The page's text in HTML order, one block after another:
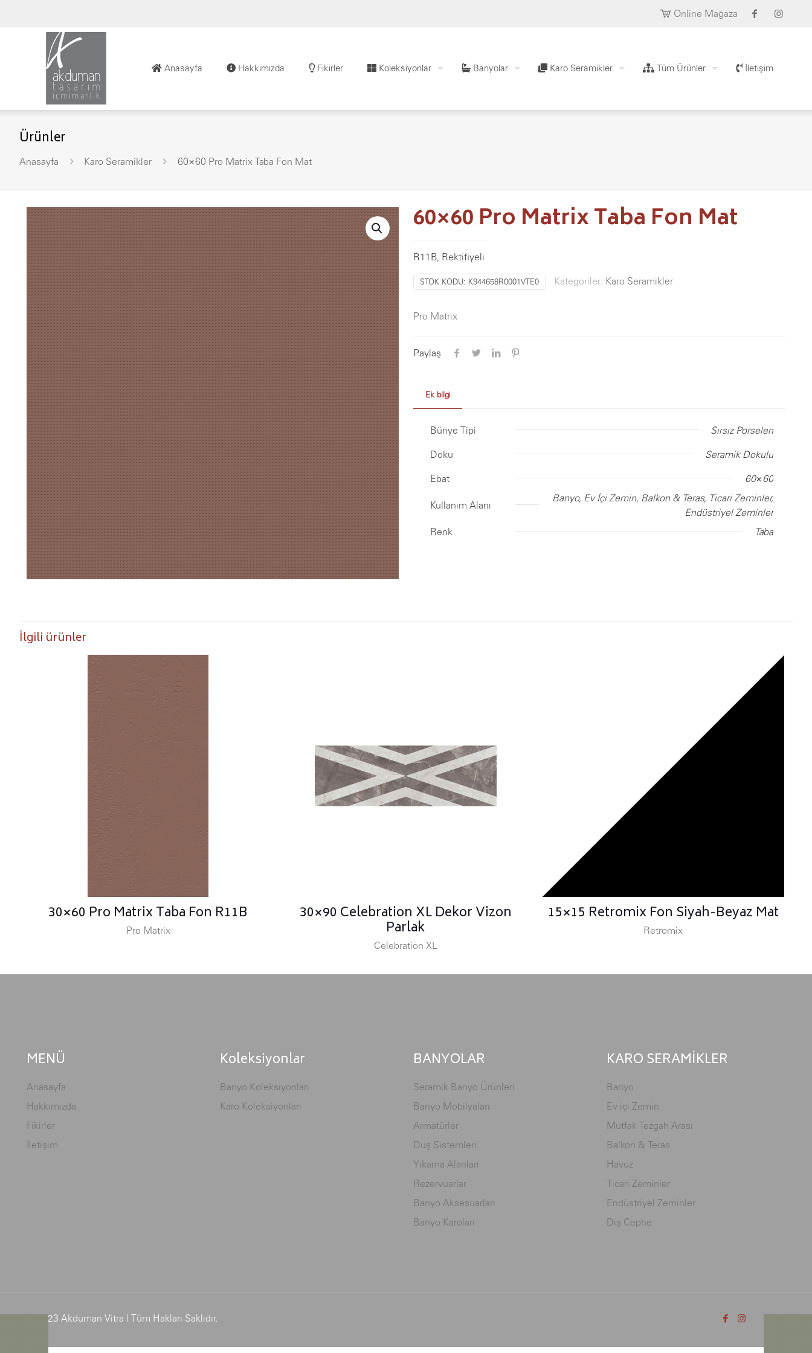
Online Mağaza
Anasayfa Hakkımızda Fikirler Koleksiyonlar Banyolar Karo Seramikler Tüm Ürünler İletişim
Ürünler
Anasayfa Karo Seramikler 60×60 Pro Matrix Taba Fon Mat
60×60 Pro Matrix Taba Fon Mat
R11B, Rektifiyeli
STOK KODU: K944658R0001VTE0 Kategoriler: Karo Seramikler
Pro Matrix
Paylaş
Ek bilgi
Bünye Tipi Sırsız Porselen
Doku Seramik Dokulu
Ebat 60×60
Kullanım Alanı
Banyo, Ev İçi Zemin, Balkon & Teras, Ticari Zeminler,
Endüstriyel Zeminler
Renk
Taba
İlgili ürünler
30×60 Pro Matrix Taba Fon R11B
Pro Matrix
30×90 Celebration XL Dekor Vizon
Parlak
Celebration XL
15×15 Retromix Fon Siyah-Beyaz Mat
Retromix
MENÜ
Anasayfa
Hakkımızda
Fikirler
İletişim
Koleksiyonlar
Banyo Koleksiyonları
Karo Koleksiyonları
BANYOLAR
Seramik Banyo Ürünleri
Banyo Mobilyaları
Armatürler
Duş Sistemleri
Yıkama Alanları
Rezervuarlar
Banyo Aksesuarları
Banyo Karoları
KARO SERAMİKLER
Banyo
Ev içi Zemin
Mutfak Tezgah Arası
Balkon & Teras
Havuz
Ticari Zeminler
Endüstriyel Zeminler
Dış Cephe
© 2023 Akduman Vitra | Tüm Hakları Saklıdır.